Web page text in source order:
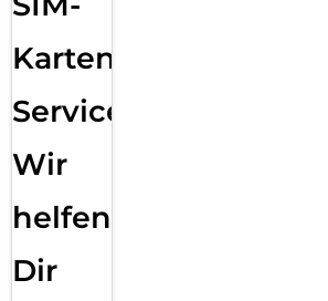
Karten
Service:
Wir
helfen
Dir